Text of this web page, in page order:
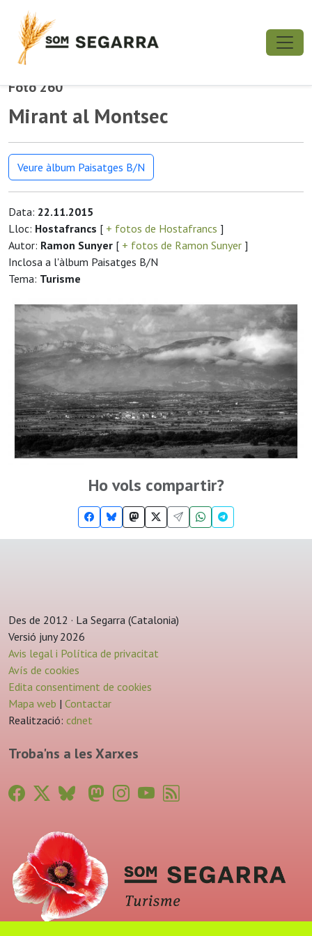
Foto 260
Mirant al Montsec
Veure àlbum Paisatges B/N
Data: 22.11.2015
Lloc: Hostafrancs [ + fotos de Hostafrancs ]
Autor: Ramon Sunyer [ + fotos de Ramon Sunyer ]
Inclosa a l'àlbum Paisatges B/N
Tema: Turisme
Ho vols compartir?
Des de 2012 · La Segarra (Catalonia)
Versió juny 2026
Avis legal i Política de privacitat
Avís de cookies
Edita consentiment de cookies
Mapa web | Contactar
Realització: cdnet
Troba'ns a les Xarxes